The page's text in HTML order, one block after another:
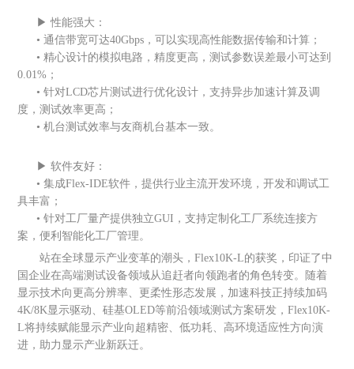
▶ 性能强大：
• 通信带宽可达40Gbps，可以实现高性能数据传输和计算；
• 精心设计的模拟电路，精度更高，测试参数误差最小可达到
0.01%；
• 针对LCD芯片测试进行优化设计，支持异步加速计算及调
度，测试效率更高；
• 机台测试效率与友商机台基本一致。
▶ 软件友好：
• 集成Flex-IDE软件，提供行业主流开发环境，开发和调试工
具丰富；
• 针对工厂量产提供独立GUI，支持定制化工厂系统连接方
案，便利智能化工厂管理。
站在全球显示产业变革的潮头，Flex10K-L的获奖，印证了中
国企业在高端测试设备领域从追赶者向领跑者的角色转变。随着
显示技术向更高分辨率、更柔性形态发展，加速科技正持续加码
4K/8K显示驱动、硅基OLED等前沿领域测试方案研发，Flex10K-
L将持续赋能显示产业向超精密、低功耗、高环境适应性方向演
进，助力显示产业新跃迁。